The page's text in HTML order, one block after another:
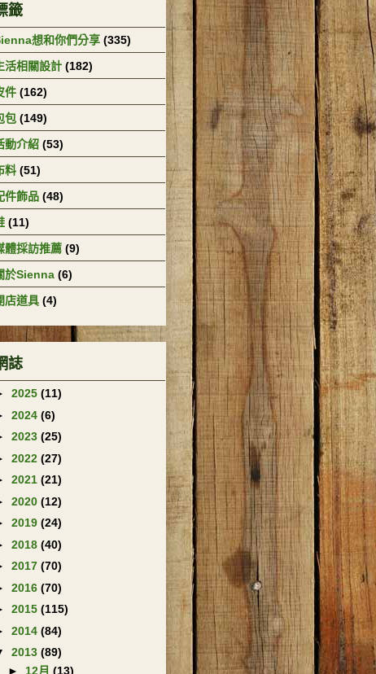
籤
想和你們分享 (335)
活相關設計 (182)
件 (162)
包 (149)
動介紹 (53)
料 (51)
件飾品 (48)
(11)
體採訪推薦 (9)
於Sienna (6)
店道具 (4)
誌
2025 (11)
2024 (6)
2023 (25)
2022 (27)
2021 (21)
2020 (12)
2019 (24)
2018 (40)
2017 (70)
2016 (70)
2015 (115)
2014 (84)
2013 (89)
► 12月 (13)